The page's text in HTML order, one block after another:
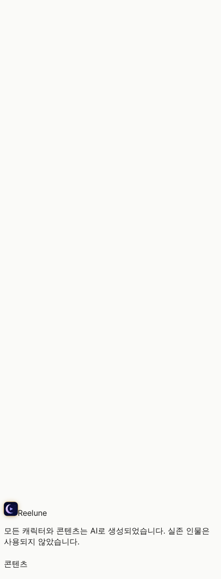
Reelune
모든 캐릭터와 콘텐츠는 AI로 생성되었습니다. 실존 인물은
사용되지 않았습니다.
콘텐츠